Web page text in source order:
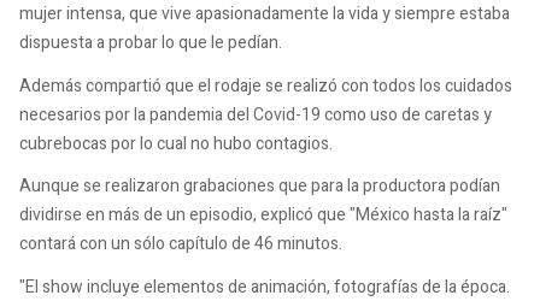
mujer intensa, que vive apasionadamente la vida y siempre estaba
dispuesta a probar lo que le pedían.
Además compartió que el rodaje se realizó con todos los cuidados
necesarios por la pandemia del Covid-19 como uso de caretas y
cubrebocas por lo cual no hubo contagios.
Aunque se realizaron grabaciones que para la productora podían
dividirse en más de un episodio, explicó que "México hasta la raíz"
contará con un sólo capítulo de 46 minutos.
"El show incluye elementos de animación, fotografías de la época.